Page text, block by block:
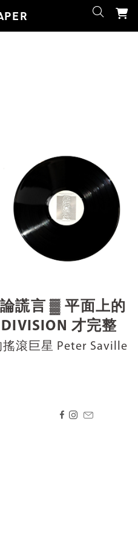
謊言 ▓ 平面上的
才完整
滾巨星 Peter Saville